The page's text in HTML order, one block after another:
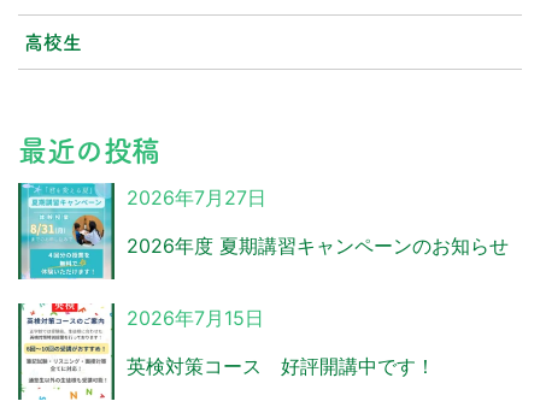
高校生
最近の投稿
2026年度 夏期講習キャンペーンのお知らせ
2026年7月27日
英検対策コース 好評開講中です！
2026年7月15日